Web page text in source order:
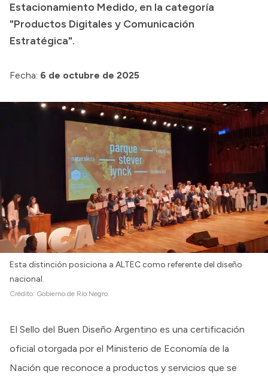
Consulta de pago a proveedores
Convocatorias
Intranet
Estacionamiento Medido, en la categoría
"Productos Digitales y Comunicación
Estratégica".
Fecha: 6 de octubre de 2025
Esta distinción posiciona a ALTEC como referente del diseño
nacional.
Crédito: Gobierno de Río Negro.
El Sello del Buen Diseño Argentino es una certificación
oficial otorgada por el Ministerio de Economía de la
Nación que reconoce a productos y servicios que se